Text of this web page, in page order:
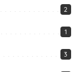
2
1
3